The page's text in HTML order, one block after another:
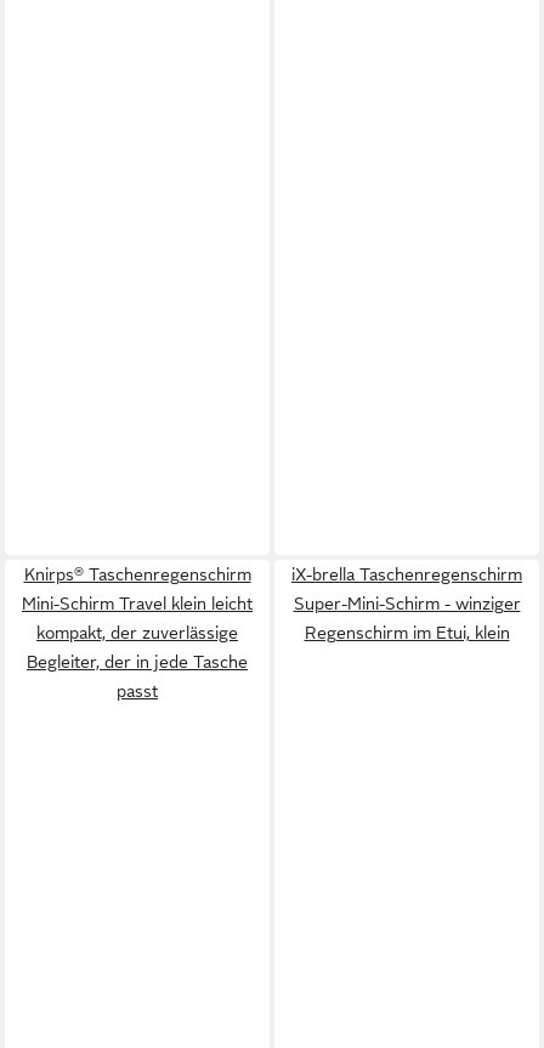
Knirps® Taschenregenschirm
Mini-Schirm Travel klein leicht
kompakt, der zuverlässige
Begleiter, der in jede Tasche
passt
iX-brella Taschenregenschirm
Super-Mini-Schirm - winziger
Regenschirm im Etui, klein